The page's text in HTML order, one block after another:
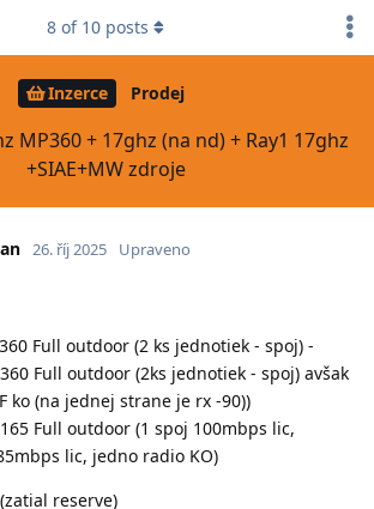
Inzerce Prodej
MP360 + 17ghz (na nd) + Ray1 17ghz
+SIAE+MW zdroje
8 of 10 posts
26. říj 2025 Upraveno
Full outdoor (2 ks jednotiek - spoj) -
Full outdoor (2ks jednotiek - spoj) avšak
ko (na jednej strane je rx -90))
Full outdoor (1 spoj 100mbps lic,
lic, jedno radio KO)
reserve)